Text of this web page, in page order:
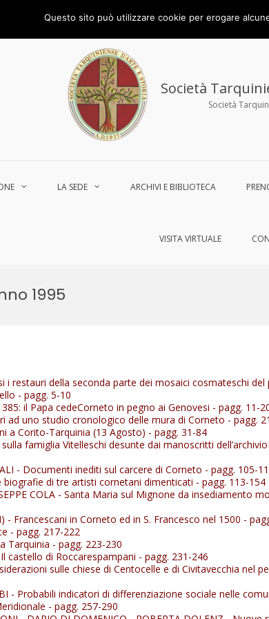
tel/fax 0766.858194
Società
Società
LA SEDE ARCHIVI E BIBLIOTECA
VISITA VIRTUALE
1995
i restauri della seconda parte dei mosaici cosmateschi del
- pagg. 5-10
il Papa cedeCorneto in pegno ai Genovesi - pagg. 11-
ad uno studio cronologico delle mura di Corneto - pagg.
a Corito-Tarquinia (13 Agosto) - pagg. 31-84
famiglia Vitelleschi desunte dai manoscritti
- Documenti inediti sul carcere di Corneto - pagg. 105-
biografie di tre artisti cornetani dimenticati - pagg. 113-154
COLA - Santa Maria sul Mignone da insediamento
- Francescani in Corneto ed in S. Francesco nel 1500 -
- pagg. 217-222
Tarquinia - pagg. 223-230
castello di Roccarespampani - pagg. 231-246
sulle chiese di Centocelle e di Civitavecchia nel
- Probabili indicatori di differenziazione sociale nelle
- pagg. 257-290
Questo sito può utilizzare cookie per erogare